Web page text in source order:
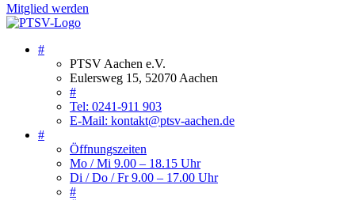
Mitglied werden
#
PTSV Aachen e.V.
Eulersweg 15, 52070 Aachen
#
Tel: 0241-911 903
E-Mail: kontakt@ptsv-aachen.de
#
Öffnungszeiten
Mo / Mi 9.00 – 18.15 Uhr
Di / Do / Fr 9.00 – 17.00 Uhr
#